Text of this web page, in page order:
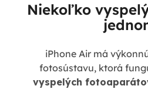
Niekoľko
iPhone Air má
fotosústavu, ktorá
vyspelých